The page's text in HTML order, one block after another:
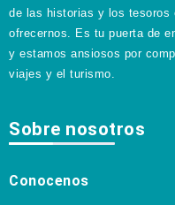
de las historias y los tesoros
ofrecernos. Es tu puerta de
y estamos ansiosos por
viajes y el turismo.
Sobre nosotros
Conocenos